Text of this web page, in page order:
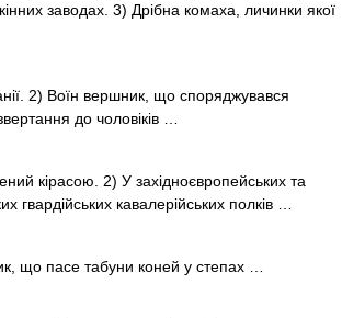
заводах. 3) Дрібна комаха, личинки якої
2) Воїн вершник, що споряджувався
до чоловіків …
кірасою. 2) У західноєвропейських та
кавалерійських полків …
що пасе табуни коней у степах …